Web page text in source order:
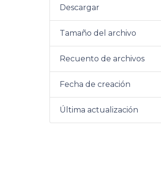
Descargar
Tamaño del archivo
Recuento de archivos
Fecha de creación
Última actualización